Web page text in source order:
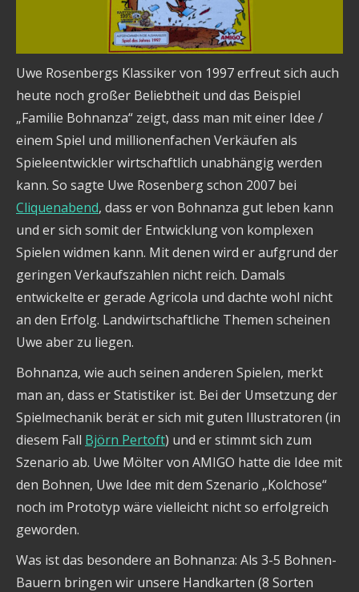
Uwe Rosenbergs Klassiker von 1997 erfreut sich auch
heute noch großer Beliebtheit und das Beispiel
„Familie Bohnanza“ zeigt, dass man mit einer Idee /
einem Spiel und millionenfachen Verkäufen als
Spieleentwickler wirtschaftlich unabhängig werden
kann. So sagte Uwe Rosenberg schon 2007 bei
Cliquenabend, dass er von Bohnanza gut leben kann
und er sich somit der Entwicklung von komplexen
Spielen widmen kann. Mit denen wird er aufgrund der
geringen Verkaufszahlen nicht reich. Damals
entwickelte er gerade Agricola und dachte wohl nicht
an den Erfolg. Landwirtschaftliche Themen scheinen
Uwe aber zu liegen.
Bohnanza, wie auch seinen anderen Spielen, merkt
man an, dass er Statistiker ist. Bei der Umsetzung der
Spielmechanik berät er sich mit guten Illustratoren (in
diesem Fall Björn Pertoft) und er stimmt sich zum
Szenario ab. Uwe Mölter von AMIGO hatte die Idee mit
den Bohnen, Uwe Idee mit dem Szenario „Kolchose“
noch im Prototyp wäre vielleicht nicht so erfolgreich
geworden.
Was ist das besondere an Bohnanza: Als 3-5 Bohnen-
Bauern bringen wir unsere Handkarten (8 Sorten